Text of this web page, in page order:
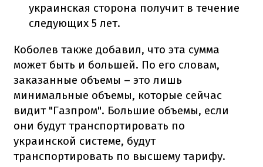
украинская сторона получит в течение
следующих 5 лет.
Коболев также добавил, что эта сумма
может быть и большей. По его словам,
заказанные объемы – это лишь
минимальные объемы, которые сейчас
видит "Газпром". Большие объемы, если
они будут транспортировать по
украинской системе, будут
транспортировать по высшему тарифу.